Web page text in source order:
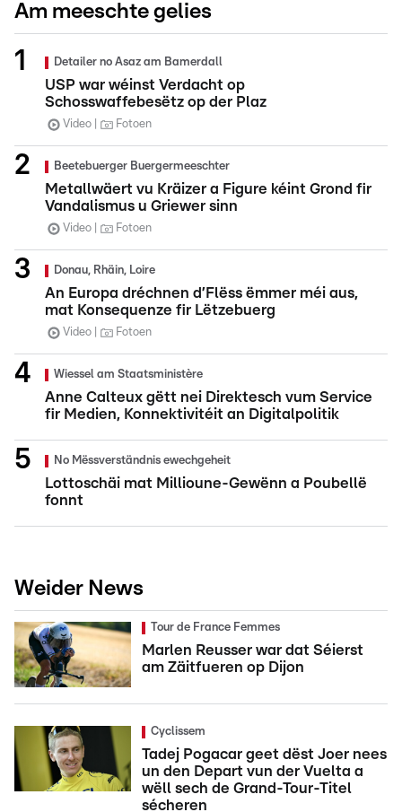
Am meeschte gelies
Detailer no Asaz am Bamerdall
USP war wéinst Verdacht op
Schosswaffebesëtz op der Plaz
Video Fotoen
Beetebuerger Buergermeeschter
Metallwäert vu Kräizer a Figure kéint Grond fir
Vandalismus u Griewer sinn
Video Fotoen
Donau, Rhäin, Loire
An Europa dréchnen d’Flëss ëmmer méi aus,
mat Konsequenze fir Lëtzebuerg
Video Fotoen
Wiessel am Staatsministère
Anne Calteux gëtt nei Direktesch vum Service
fir Medien, Konnektivitéit an Digitalpolitik
No Mëssverständnis ewechgeheit
Lottoschäi mat Millioune-Gewënn a Poubellë
fonnt
Weider News
Tour de France Femmes
Marlen Reusser war dat Séierst
am Zäitfueren op Dijon
Cyclissem
Tadej Pogacar geet dëst Joer nees
un den Depart vun der Vuelta a
wëll sech de Grand-Tour-Titel
sécheren